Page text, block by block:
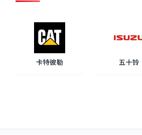
卡特彼勒 五十铃